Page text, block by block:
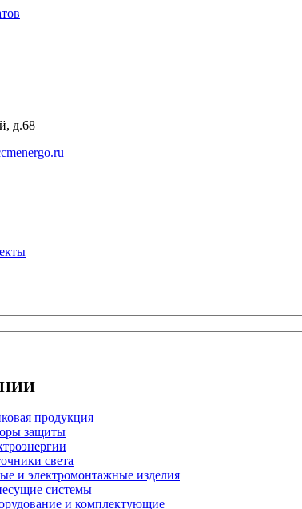
д.68
продукция
защиты
света
и электромонтажные изделия
системы
и комплектующие